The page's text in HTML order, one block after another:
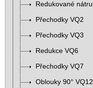
Redukované
Přechodky VQ2
Přechodky VQ3
Redukce VQ6
Přechodky VQ7
Oblouky 90° VQ12